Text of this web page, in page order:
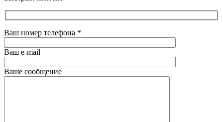
Ваш номер телефона *
Ваш e-mail
Ваше сообщение